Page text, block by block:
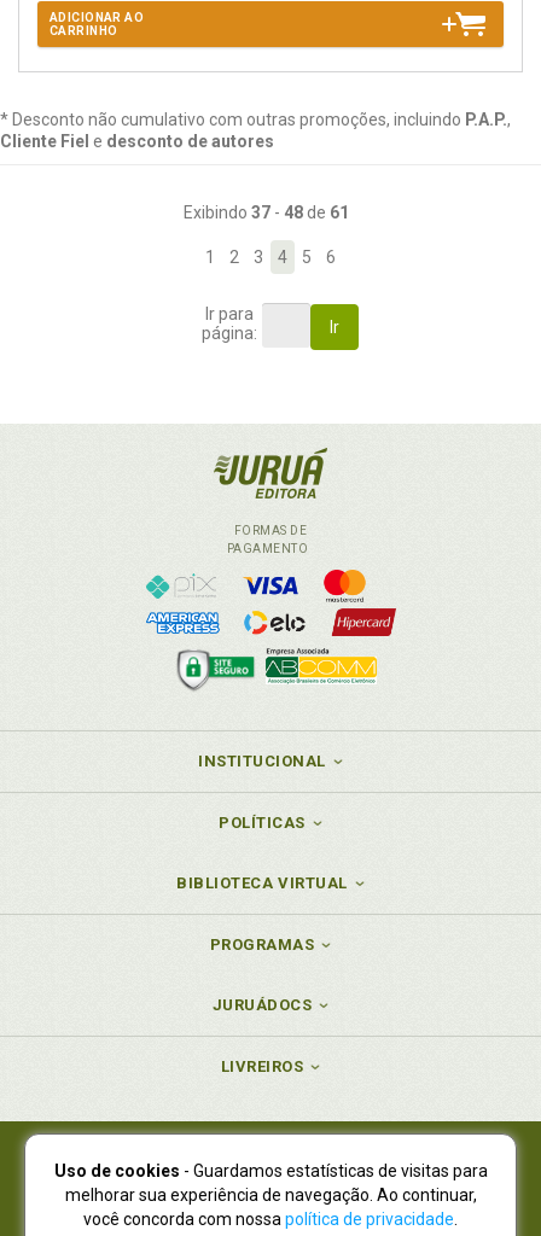
ADICIONAR AO
CARRINHO
* Desconto não cumulativo com outras promoções, incluindo P.A.P.,
Cliente Fiel e desconto de autores
Exibindo 37- 48de 61
1 2 3 4 5 6
Ir para
página:
Ir
FORMAS DE
PAGAMENTO
INSTITUCIONAL
POLÍTICAS
BIBLIOTECA VIRTUAL
PROGRAMAS
JURUÁDOCS
LIVREIROS
Juruá Editora Ltda., CNPJ 77.535.508/0001-19
Juruá Informática Ltda., CNPJ 01.701.561/0001-80
NOVO ENDEREÇO:R. Flávio Dallegrave, 7665, São Lourenço |
Uso de cookies - Guardamos estatísticas de visitas para
melhorar sua experiência de navegação. Ao continuar,
você concorda com nossa política de privacidade